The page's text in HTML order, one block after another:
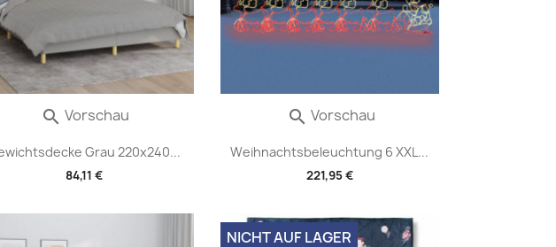
Grau 220x240...
84,11 €
 Vorschau
Weihnachtsbeleuchtung 6 XXL...
221,95 €
 Vorschau
NICHT AUF LAGER